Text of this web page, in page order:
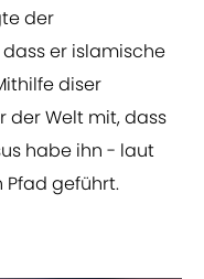
der
er islamische
diser
Welt mit, dass
habe ihn - laut
Pfad geführt.